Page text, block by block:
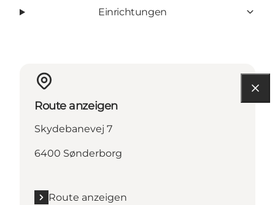
Einrichtungen
Route anzeigen
Skydebanevej 7
6400 Sønderborg
Route anzeigen